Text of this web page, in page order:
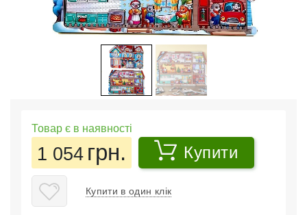
Товар є в наявності
1 054 грн. Купити
Купити в один клік